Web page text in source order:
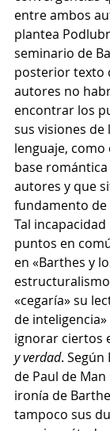
entre ambos
plantea
seminario de
posterior texto
autores no
encontrar los
sus visiones
lenguaje,
base
autores y que
fundamento de
Tal
puntos en
en «Barthes y
«cegaría» su
de
ignorar ciertos
y verdad.
de Paul de
ironía de
tampoco sus